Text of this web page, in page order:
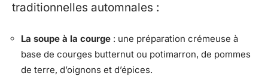
traditionnelles automnales :
La soupe à la courge : une préparation crémeuse à
base de courges butternut ou potimarron, de pommes
de terre, d’oignons et d’épices.